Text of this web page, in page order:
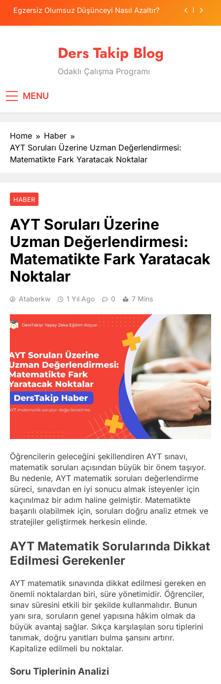
SkipEgzersiz Olumsuz Düşünceyi Nasıl Azaltır?
Tercih Stresinde Veliler Çocuğa Nasıl Destek
Tekrarlama Zorlantısı: Neden Geçmişi
Egzersiz Olumsuz Düşünceyi Nasıl Azaltır?
Psikolojide Sistematik Duyarsızlaştırma
Tercih Stresinde Veliler Çocuğa Nasıl Destek
Olur?
Ders Takip Blog
Odaklı Çalışma Programı
MENU
Home
Haber
AYT Soruları Üzerine Uzman Değerlendirmesi:
Matematikte Fark Yaratacak Noktalar
HABER
AYT Soruları Üzerine
Uzman Değerlendirmesi:
Matematikte Fark Yaratacak
Noktalar
Ataberkw 1 Yıl Ago 0 7 Mins
Öğrencilerin geleceğini şekillendiren AYT sınavı,
matematik soruları açısından büyük bir önem taşıyor.
Bu nedenle, AYT matematik soruları değerlendirme
süreci, sınavdan en iyi sonucu almak isteyenler için
kaçınılmaz bir adım haline gelmiştir. Matematikte
başarılı olabilmek için, soruları doğru analiz etmek ve
stratejiler geliştirmek herkesin elinde.
AYT Matematik Sorularında Dikkat
Edilmesi Gerekenler
AYT matematik sınavında dikkat edilmesi gereken en
önemli noktalardan biri, süre yönetimidir. Öğrenciler,
sınav süresini etkili bir şekilde kullanmalıdır. Bunun
yanı sıra, soruların genel yapısına hâkim olmak da
büyük avantaj sağlar. Sıkça karşılaşılan soru tiplerini
tanımak, doğru yanıtları bulma şansını artırır.
Kapitalize edilmeli bu noktalar.
Soru Tiplerinin Analizi